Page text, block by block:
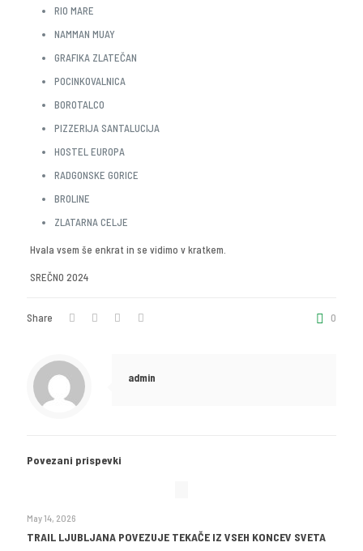
RIO MARE
NAMMAN MUAY
GRAFIKA ZLATEČAN
POCINKOVALNICA
BOROTALCO
PIZZERIJA SANTALUCIJA
HOSTEL EUROPA
RADGONSKE GORICE
BROLINE
ZLATARNA CELJE
Hvala vsem še enkrat in se vidimo v kratkem.
SREČNO 2024
Share 0
admin
Povezani prispevki
May 14, 2026
TRAIL LJUBLJANA POVEZUJE TEKAČE IZ VSEH KONCEV SVETA